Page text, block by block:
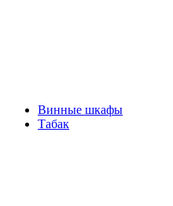
Винные шкафы
Табак